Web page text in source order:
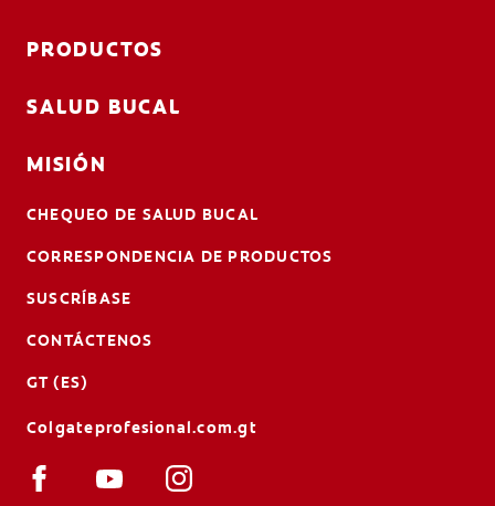
PRODUCTOS
SALUD BUCAL
MISIÓN
CHEQUEO DE SALUD BUCAL
CORRESPONDENCIA DE PRODUCTOS
SUSCRÍBASE
CONTÁCTENOS
GT (ES)
Colgateprofesional.com.gt